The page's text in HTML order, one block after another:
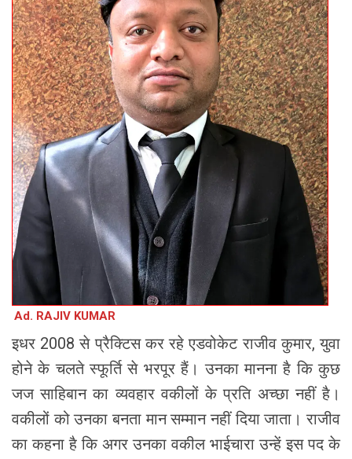
Ad. RAJIV KUMAR
इधर 2008 से प्रैक्टिस कर रहे एडवोकेट राजीव कुमार, युवा
होने के चलते स्फूर्ति से भरपूर हैं। उनका मानना है कि कुछ
जज साहिबान का व्यवहार वकीलों के प्रति अच्छा नहीं है।
वकीलों को उनका बनता मान सम्मान नहीं दिया जाता। राजीव
का कहना है कि अगर उनका वकील भाईचारा उन्हें इस पद के